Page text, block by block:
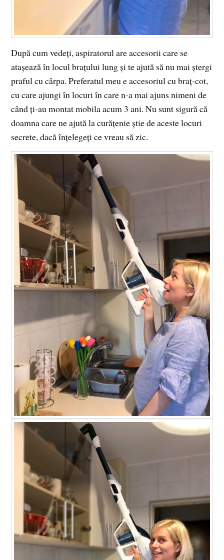
După cum vedeți, aspiratorul are accesorii care se
atașează în locul brațului lung și te ajută să nu mai ștergi
praful cu cârpa. Preferatul meu e accesoriul cu braț-cot,
cu care ajungi în locuri în care n-a mai ajuns nimeni de
când ți-au montat mobila acum 3 ani. Nu sunt sigură că
doamna care ne ajută la curățenie știe de aceste locuri
secrete, dacă înțelegeți ce vreau să zic.